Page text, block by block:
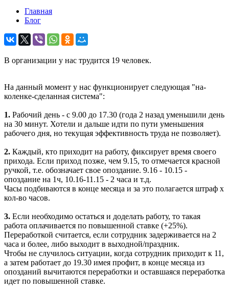
Главная
Блог
В организации у нас трудится 19 человек.
На данный момент у нас функционирует следующая "на-
коленке-сделанная система":
1. Рабочий день - с 9.00 до 17.30 (года 2 назад уменьшили день
на 30 минут. Хотели и дальше идти по пути уменьшения
рабочего дня, но текущая эффективность труда не позволяет).
2. Каждый, кто приходит на работу, фиксирует время своего
прихода. Если приход позже, чем 9.15, то отмечается красной
ручкой, т.е. обозначает свое опоздание. 9.16 - 10.15 -
опоздание на 1ч, 10.16-11.15 - 2 часа и т.д.
Часы подбиваются в конце месяца и за это полагается штраф х
кол-во часов.
3. Если необходимо остаться и доделать работу, то такая
работа оплачивается по повышенной ставке (+25%).
Переработкой считается, если сотрудник задерживается на 2
часа и более, либо выходит в выходной/праздник.
Чтобы не случилось ситуации, когда сотрудник приходит к 11,
а затем работает до 19.30 имея профит, в конце месяца из
опозданий вычитаются переработки и оставшаяся переработка
идет по повышенной ставке.